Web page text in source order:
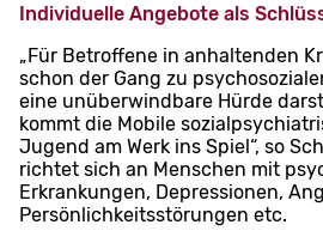
Individuelle Angebote als
„Für Betroffene in anhaltenden
schon der Gang zu
eine unüberwindbare Hürde
kommt die Mobile
Jugend am Werk ins Spiel“, so
richtet sich an Menschen mit
Erkrankungen, Depressionen,
Persönlichkeitsstörungen etc.